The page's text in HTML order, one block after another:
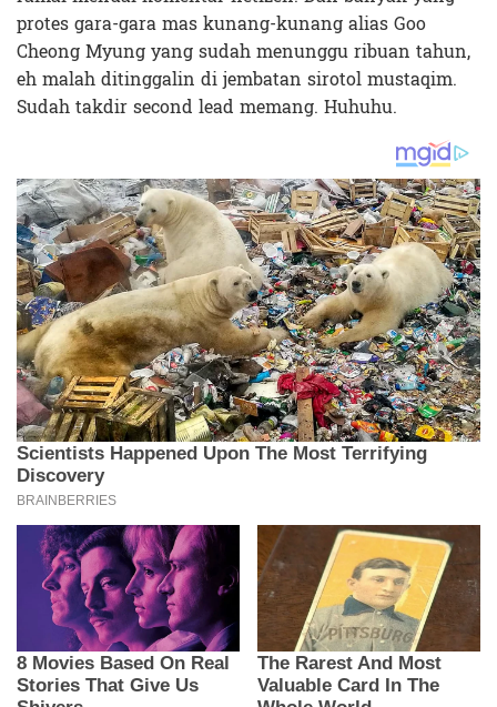
protes gara-gara mas kunang-kunang alias Goo
Cheong Myung yang sudah menunggu ribuan tahun,
eh malah ditinggalin di jembatan sirotol mustaqim.
Sudah takdir second lead memang. Huhuhu.